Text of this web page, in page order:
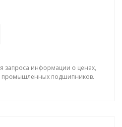
запроса информации о ценах,
промышленных подшипников.